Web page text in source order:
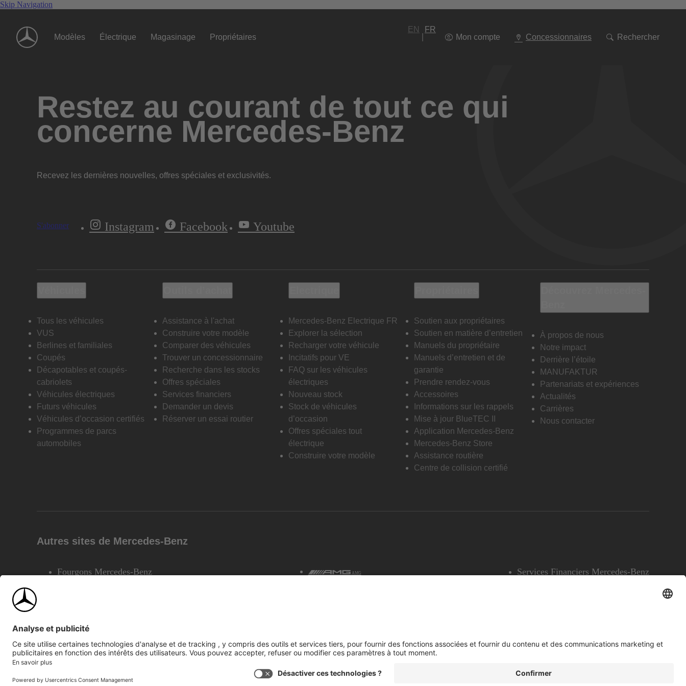
Skip Navigation
Modèles Électrique Magasinage Propriétaires
EN
FR
Mon compte
Concessionnaires Rechercher
à
Restez au courant de tout ce qui
concerne Mercedes-Benz
Recevez les dernières nouvelles, offres spéciales et exclusivités.
S'abonner Instagram Facebook Youtube
Tous les véhicules
VUS
Berlines et familiales
Coupés
Décapotables et coupés-
cabriolets
Véhicules électriques
Futurs véhicules
Véhicules d’occasion certifiés
Programmes de parcs
automobiles
Assistance à l'achat
Construire votre modèle
Comparer des véhicules
Trouver un concessionnaire
Recherche dans les stocks
Offres spéciales
Services financiers
Demander un devis
Réserver un essai routier
Mercedes-Benz Electrique FR
Explorer la sélection
Recharger votre véhicule
Incitatifs pour VE
FAQ sur les véhicules
électriques
Nouveau stock
Stock de véhicules
d’occasion
Offres spéciales tout
électrique
Construire votre modèle
Soutien aux propriétaires
Soutien en matière d’entretien
Manuels du propriétaire
Manuels d’entretien et de
garantie
Prendre rendez-vous
Accessoires
Informations sur les rappels
Mise à jour BlueTEC II
Application Mercedes-Benz
Mercedes-Benz Store
Assistance routière
Centre de collision certifié
À propos de nous
Notre impact
Derrière l’étoile
MANUFAKTUR
Partenariats et expériences
Actualités
Carrières
Nous contacter
Autres sites de Mercedes-Benz
Fourgons Mercedes-Benz AMG Services Financiers Mercedes-Benz
©2026 Mercedes-Benz Canada Inc.